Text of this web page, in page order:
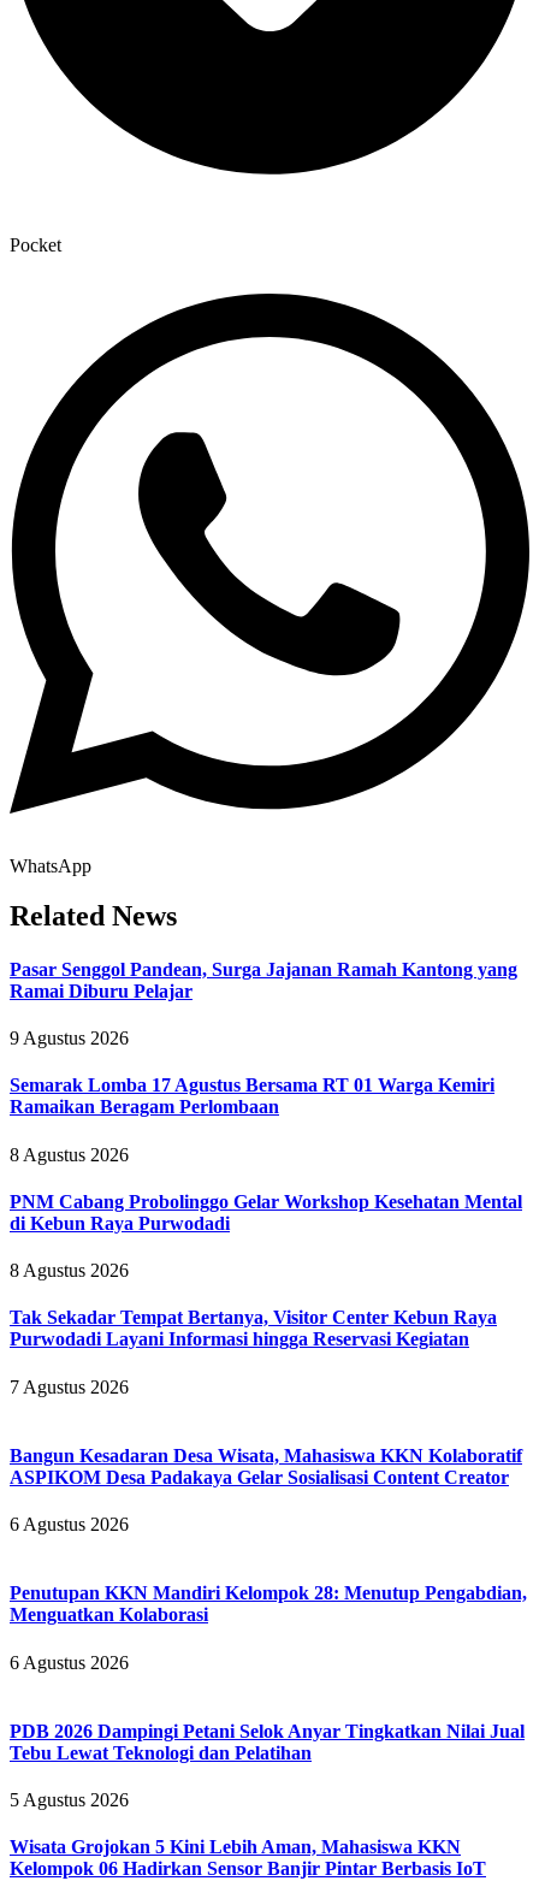
Pocket
WhatsApp
Related News
Pasar Senggol Pandean, Surga Jajanan Ramah Kantong yang
Ramai Diburu Pelajar
9 Agustus 2026
Semarak Lomba 17 Agustus Bersama RT 01 Warga Kemiri
Ramaikan Beragam Perlombaan
8 Agustus 2026
PNM Cabang Probolinggo Gelar Workshop Kesehatan Mental
di Kebun Raya Purwodadi
8 Agustus 2026
Tak Sekadar Tempat Bertanya, Visitor Center Kebun Raya
Purwodadi Layani Informasi hingga Reservasi Kegiatan
7 Agustus 2026
Bangun Kesadaran Desa Wisata, Mahasiswa KKN Kolaboratif
ASPIKOM Desa Padakaya Gelar Sosialisasi Content Creator
6 Agustus 2026
Penutupan KKN Mandiri Kelompok 28: Menutup Pengabdian,
Menguatkan Kolaborasi
6 Agustus 2026
PDB 2026 Dampingi Petani Selok Anyar Tingkatkan Nilai Jual
Tebu Lewat Teknologi dan Pelatihan
5 Agustus 2026
Wisata Grojokan 5 Kini Lebih Aman, Mahasiswa KKN
Kelompok 06 Hadirkan Sensor Banjir Pintar Berbasis IoT